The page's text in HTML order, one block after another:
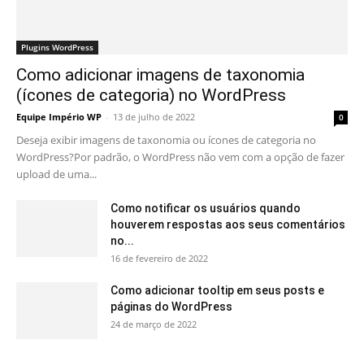
Plugins WordPress
Como adicionar imagens de taxonomia
(ícones de categoria) no WordPress
Equipe Império WP - 13 de julho de 2022 0
Deseja exibir imagens de taxonomia ou ícones de categoria no
WordPress?Por padrão, o WordPress não vem com a opção de fazer
upload de uma...
Como notificar os usuários quando
houverem respostas aos seus comentários
no...
16 de fevereiro de 2022
Como adicionar tooltip em seus posts e
páginas do WordPress
24 de março de 2022